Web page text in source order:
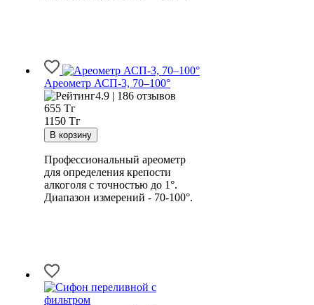
Ареометр АСП-3, 70–100°
4.9 | 186 отзывов
655 Тг
1150 Тг
Профессиональный ареометр
для определения крепости
алкоголя с точностью до 1°.
Диапазон измерений - 70-100°.